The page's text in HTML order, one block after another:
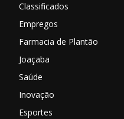
Classificados
Empregos
Farmacia de Plantão
Joaçaba
Saúde
Inovação
Esportes